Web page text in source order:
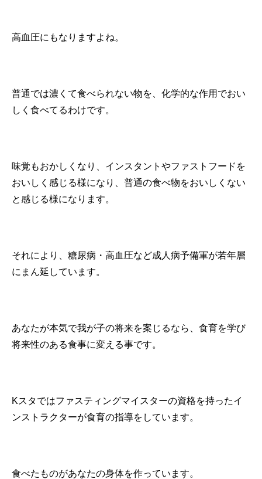
高血圧にもなりますよね。
普通では濃くて食べられない物を、化学的な作用でおい
しく食べてるわけです。
味覚もおかしくなり、インスタントやファストフードを
おいしく感じる様になり、普通の食べ物をおいしくない
と感じる様になります。
それにより、糖尿病・高血圧など成人病予備軍が若年層
にまん延しています。
あなたが本気で我が子の将来を案じるなら、食育を学び
将来性のある食事に変える事です。
Kスタではファスティングマイスターの資格を持ったイ
ンストラクターが食育の指導をしています。
食べたものがあなたの身体を作っています。